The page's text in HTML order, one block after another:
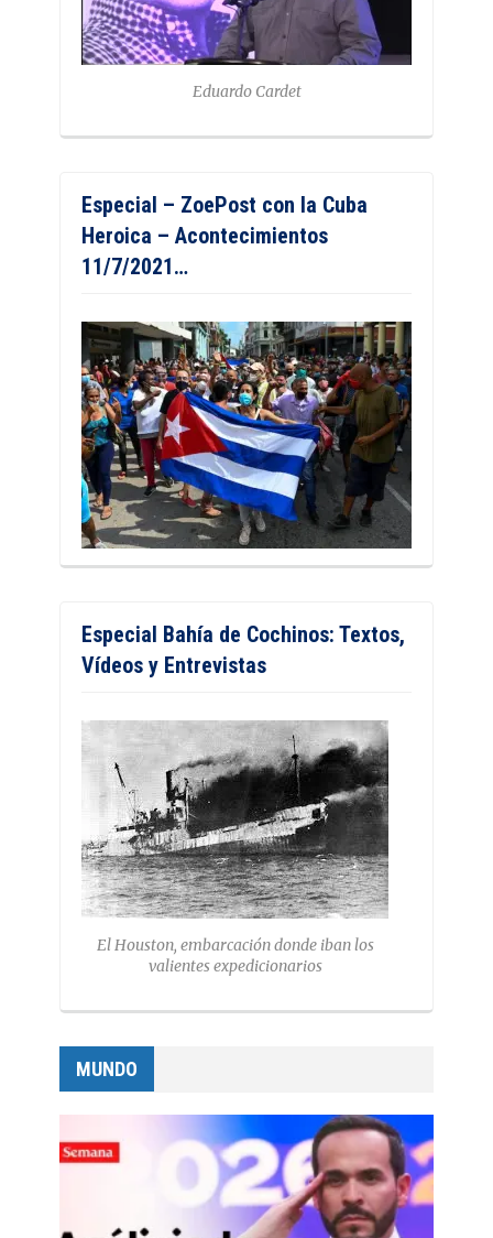
Eduardo Cardet
Especial – ZoePost con la Cuba
Heroica – Acontecimientos
11/7/2021…
Especial Bahía de Cochinos: Textos,
Vídeos y Entrevistas
El Houston, embarcación donde iban los
valientes expedicionarios
MUNDO